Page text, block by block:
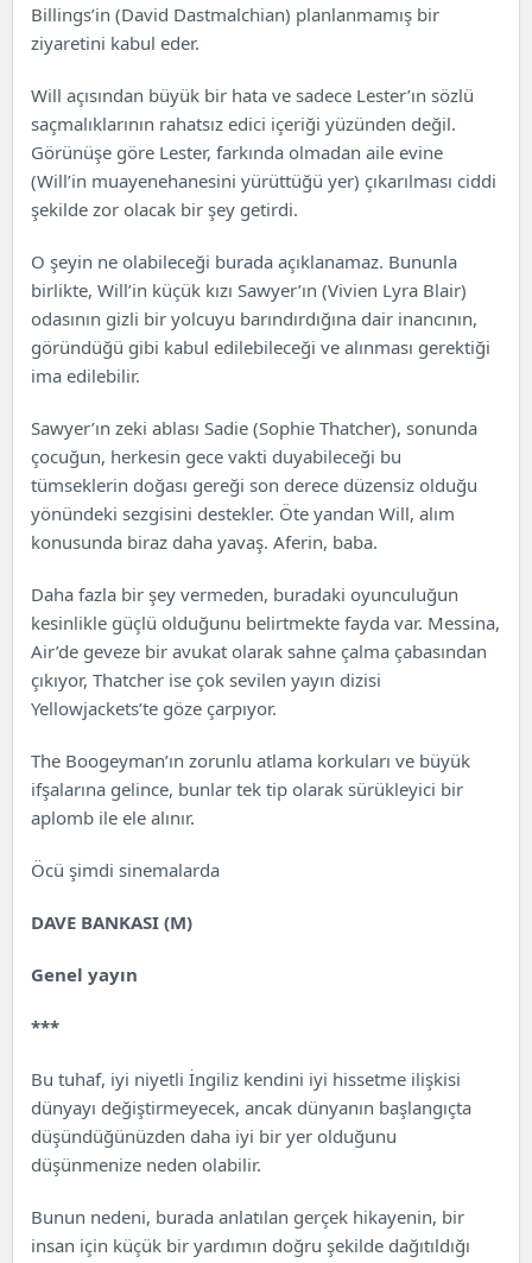
Billings’in (David Dastmalchian) planlanmamış bir
ziyaretini kabul eder.
Will açısından büyük bir hata ve sadece Lester’ın sözlü
saçmalıklarının rahatsız edici içeriği yüzünden değil.
Görünüşe göre Lester, farkında olmadan aile evine
(Will’in muayenehanesini yürüttüğü yer) çıkarılması ciddi
şekilde zor olacak bir şey getirdi.
O şeyin ne olabileceği burada açıklanamaz. Bununla
birlikte, Will’in küçük kızı Sawyer’ın (Vivien Lyra Blair)
odasının gizli bir yolcuyu barındırdığına dair inancının,
göründüğü gibi kabul edilebileceği ve alınması gerektiği
ima edilebilir.
Sawyer’ın zeki ablası Sadie (Sophie Thatcher), sonunda
çocuğun, herkesin gece vakti duyabileceği bu
tümseklerin doğası gereği son derece düzensiz olduğu
yönündeki sezgisini destekler. Öte yandan Will, alım
konusunda biraz daha yavaş. Aferin, baba.
Daha fazla bir şey vermeden, buradaki oyunculuğun
kesinlikle güçlü olduğunu belirtmekte fayda var. Messina,
Air’de geveze bir avukat olarak sahne çalma çabasından
çıkıyor, Thatcher ise çok sevilen yayın dizisi
Yellowjackets’te göze çarpıyor.
The Boogeyman’ın zorunlu atlama korkuları ve büyük
ifşalarına gelince, bunlar tek tip olarak sürükleyici bir
aplomb ile ele alınır.
Öcü şimdi sinemalarda
DAVE BANKASI (M)
Genel yayın
***
Bu tuhaf, iyi niyetli İngiliz kendini iyi hissetme ilişkisi
dünyayı değiştirmeyecek, ancak dünyanın başlangıçta
düşündüğünüzden daha iyi bir yer olduğunu
düşünmenize neden olabilir.
Bunun nedeni, burada anlatılan gerçek hikayenin, bir
insan için küçük bir yardımın doğru şekilde dağıtıldığı